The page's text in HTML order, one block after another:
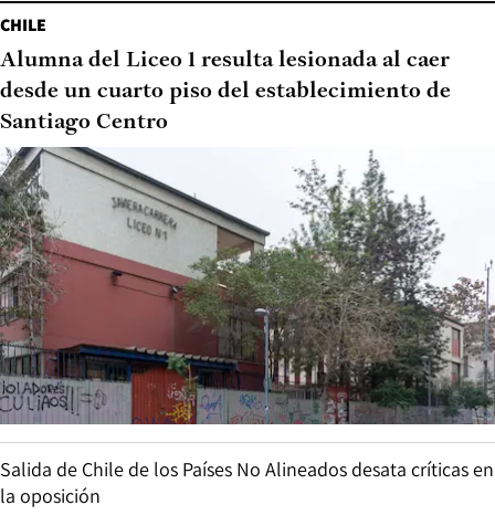
CHILE
Alumna del Liceo 1 resulta lesionada al caer
desde un cuarto piso del establecimiento de
Santiago Centro
Salida de Chile de los Países No Alineados desata críticas en
la oposición